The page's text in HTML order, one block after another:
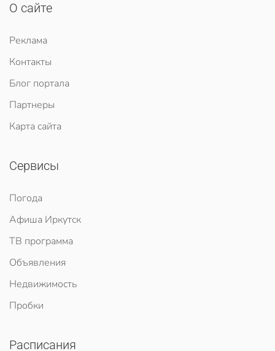
О сайте
Реклама
Контакты
Блог портала
Партнеры
Карта сайта
Сервисы
Погода
Афиша Иркутск
ТВ программа
Объявления
Недвижимость
Пробки
Расписания